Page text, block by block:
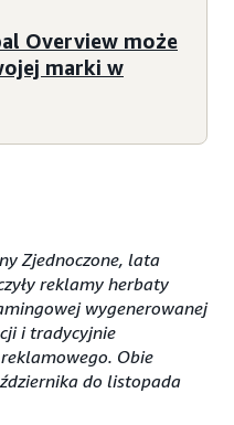
Overview może
marki w
Zjednoczone, lata
reklamy herbaty
wygenerowanej
i tradycyjnie
Obie
do listopada